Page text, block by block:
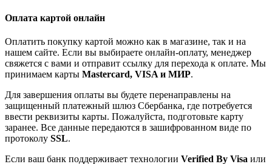
Оплата картой онлайн
Оплатить покупку картой можно как в магазине, так и на
нашем сайте. Если вы выбираете онлайн-оплату, менеджер
свяжется с вами и отправит ссылку для перехода к оплате. Мы
принимаем карты Mastercard, VISA и МИР.
Для завершения оплаты вы будете перенаправлены на
защищенный платежный шлюз Сбербанка, где потребуется
ввести реквизиты карты. Пожалуйста, подготовьте карту
заранее. Все данные передаются в зашифрованном виде по
протоколу SSL.
Если ваш банк поддерживает технологии Verified By Visa или